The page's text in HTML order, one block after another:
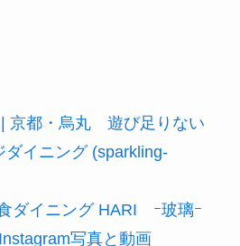
京都・烏丸　遊び足りない
ダイニング (sparkling-
ダイニング HARI　ｰ玻璃ｰ
写真と動画